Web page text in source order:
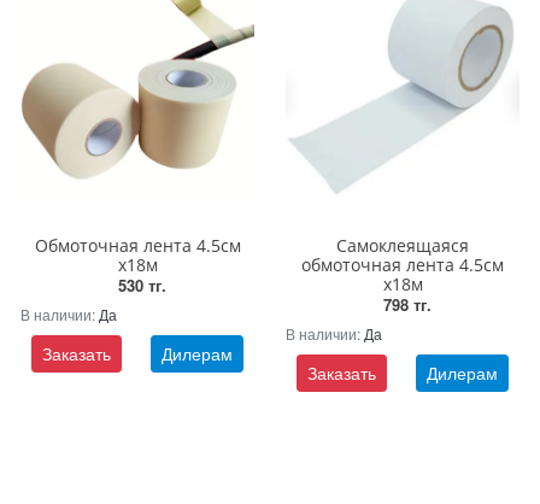
Обмоточная лента 4.5см
х18м
530 тг.
В наличии: Да
Заказать Дилерам
Самоклеящаяся
обмоточная лента 4.5см
х18м
798 тг.
В наличии: Да
Заказать Дилерам